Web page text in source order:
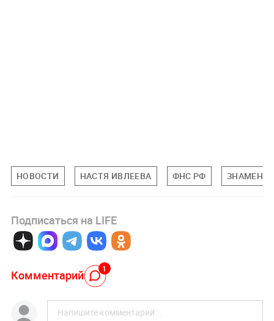
НОВОСТИ НАСТЯ ИВЛЕЕВА ФНС РФ
Подписаться на LIFE
Комментарий 1